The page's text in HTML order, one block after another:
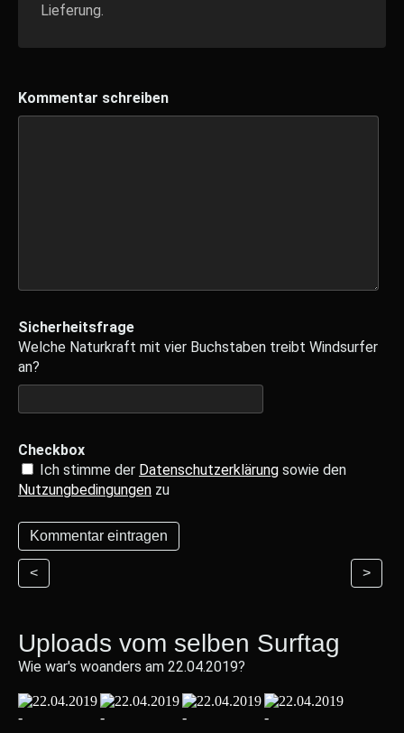
Lieferung.
Kommentar schreiben
Sicherheitsfrage
Welche Naturkraft mit vier Buchstaben treibt Windsurfer
an?
Checkbox
Ich stimme der Datenschutzerklärung sowie den
Nutzungbedingungen zu
< >
Uploads vom selben Surftag
Wie war's woanders am 22.04.2019?